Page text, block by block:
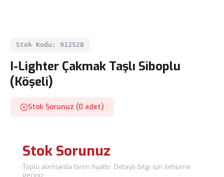
Stok Kodu: 912528
I-Lighter Çakmak Taşlı Siboplu
(Köşeli)
Stok Sorunuz (0 adet)
Stok Sorunuz
Toplu alımlarda birim fiyattır. Detaylı bilgi için iletişime
geçiniz.